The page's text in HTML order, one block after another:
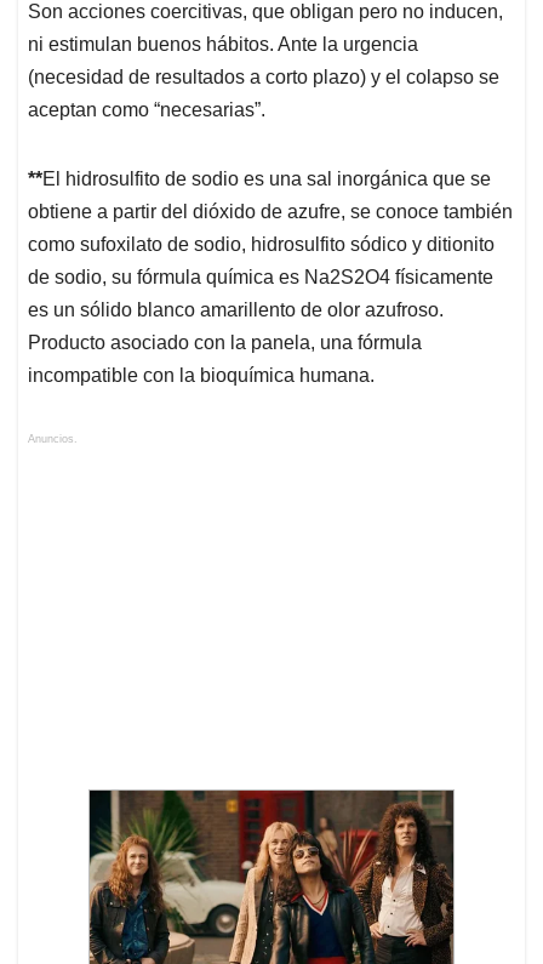
Son acciones coercitivas, que obligan pero no inducen,
ni estimulan buenos hábitos. Ante la urgencia
(necesidad de resultados a corto plazo) y el colapso se
aceptan como “necesarias”.
**El hidrosulfito de sodio es una sal inorgánica que se
obtiene a partir del dióxido de azufre, se conoce también
como sufoxilato de sodio, hidrosulfito sódico y ditionito
de sodio, su fórmula química es Na2S2O4 físicamente
es un sólido blanco amarillento de olor azufroso.
Producto asociado con la panela, una fórmula
incompatible con la bioquímica humana.
Anuncios.